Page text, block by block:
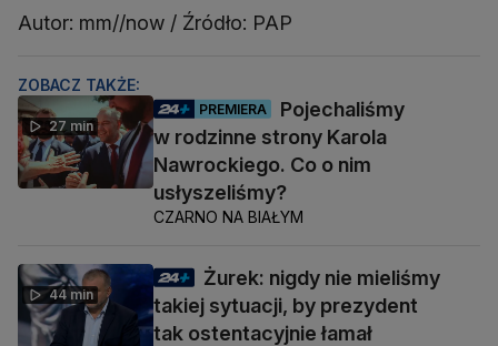
Autor: mm//now / Źródło: PAP
ZOBACZ TAKŻE:
27 min
PREMIERA
Pojechaliśmy
w rodzinne strony Karola
Nawrockiego. Co o nim
usłyszeliśmy?
CZARNO NA BIAŁYM
44 min
Żurek: nigdy nie mieliśmy
takiej sytuacji, by prezydent
tak ostentacyjnie łamał